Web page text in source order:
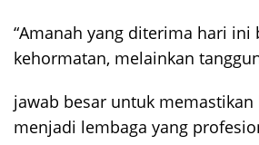
“Amanah yang diterima hari ini
kehormatan, melainkan
jawab besar untuk memastikan
menjadi lembaga yang